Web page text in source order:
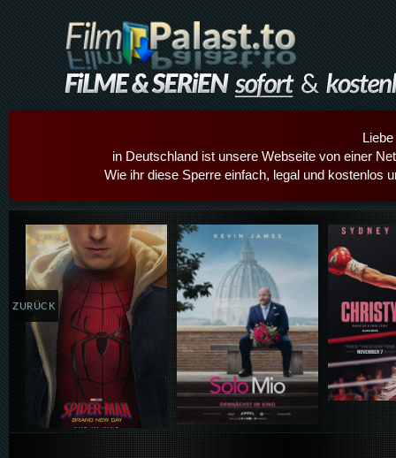
in Deutschland ist unsere Webseite von einer
Wie ihr diese Sperre einfach, legal und kostenlos
Details,Play Details,Play
ZURÜCK